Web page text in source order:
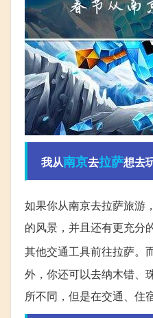
我从南京去拉萨想去
如果你从南京去拉萨旅游
的风景，并且还有更充分
其他交通工具前往拉萨。
外，你还可以去纳木错、
所不同，但是在交通、住